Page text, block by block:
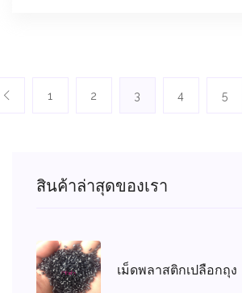
1 2 3 4 5
สินค้าล่าสุดของเรา
เม็ดพลาสติกเปลือกถุง